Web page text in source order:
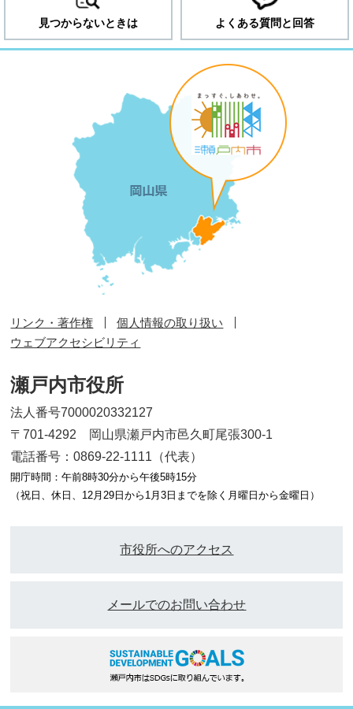
見つからないときは よくある質問と回答
リンク・著作権
個人情報の取り扱い
ウェブアクセシビリティ
瀬戸内市役所
法人番号7000020332127
〒701-4292 岡山県瀬戸内市邑久町尾張300-1
電話番号：0869-22-1111（代表）
開庁時間：午前8時30分から午後5時15分
（祝日、休日、12月29日から1月3日までを除く月曜日から金曜日）
市役所へのアクセス
メールでのお問い合わせ